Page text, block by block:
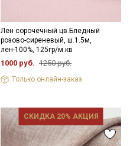
Лен сорочечный цв.Бледный
розово-сиреневый, ш.1.5м,
лен-100%, 125гр/м.кв
1000 руб. 1250 руб.
Только онлайн-заказ
СКИДКА 20% АКЦИЯ